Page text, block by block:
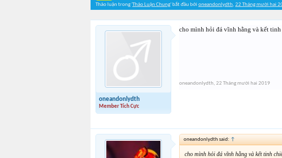
Thảo luận trong 'Thảo Luận Chung' bắt đầu bởi oneandonlydth, 22 Tháng mười hai
oneandonlydth
Member Tích Cực
cho mình hỏi đá vĩnh hằng và kết
oneandonlydth, 22 Tháng mười hai 2019
oneandonlydth said: ↑
cho mình hỏi đá vĩnh hằng và kết tinh